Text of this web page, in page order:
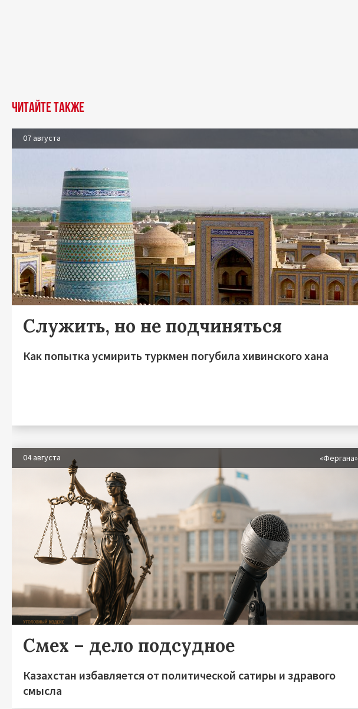
Читайте также
07 августа
Служить, но не подчиняться
Как попытка усмирить туркмен погубила хивинского хана
04 августа «Фергана»
Смех – дело подсудное
Казахстан избавляется от политической сатиры и здравого
смысла